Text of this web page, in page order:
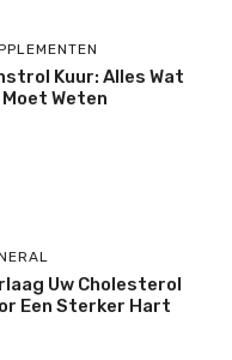
Kuur: Alles Wat
Weten
Uw Cholesterol
Een Sterker Hart